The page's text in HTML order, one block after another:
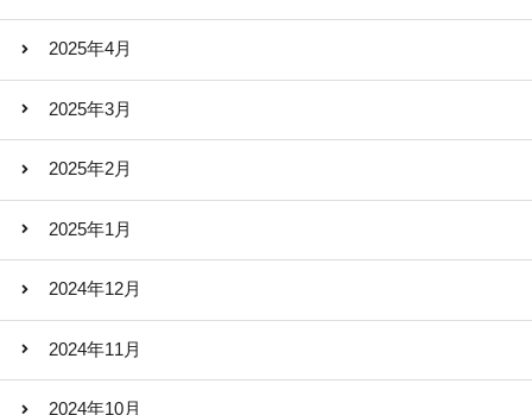
2025年4月
2025年3月
2025年2月
2025年1月
2024年12月
2024年11月
2024年10月